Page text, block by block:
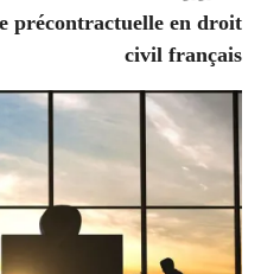
précontractuelle en droit
civil français